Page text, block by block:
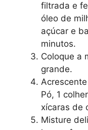
filtrada e
óleo de
açúcar e
minutos.
Coloque a
grande.
Pó, 1
xícaras de
Misture